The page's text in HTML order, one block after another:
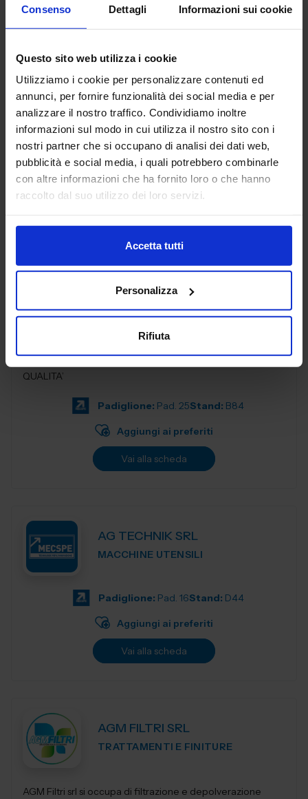
Consenso Dettagli Informazioni sui cookie
Questo sito web utilizza i cookie
Utilizziamo i cookie per personalizzare contenuti ed
annunci, per fornire funzionalità dei social media e per
analizzare il nostro traffico. Condividiamo inoltre
informazioni sul modo in cui utilizza il nostro sito con i
nostri partner che si occupano di analisi dei dati web,
pubblicità e social media, i quali potrebbero combinarle
con altre informazioni che ha fornito loro o che hanno
raccolto dal suo utilizzo dei loro servizi.
Accetta tutti
Personalizza
Rifiuta
TRATTAMENTI E FINITURE
Aerre Lab è un’azienda di alto artigianato tecnologico
partner qualificato per realtà dei settori moda, design,
Unendo tradizione...
Padiglione:Pad. 22Stand: C13
Aggiungi ai preferiti
AFATAC SRL
SUBFORNITURA MECCANICA
QUALITA’
Padiglione: Pad. 25Stand: B84
Aggiungi ai preferiti
Vai alla scheda
AG TECHNIK SRL
MACCHINE UTENSILI
Padiglione: Pad. 16Stand: D44
Aggiungi ai preferiti
Vai alla scheda
AGM FILTRI SRL
TRATTAMENTI E FINITURE
AGM Filtri srl si occupa di filtrazione e depolverazione